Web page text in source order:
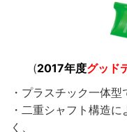
(2017年度グッド
・プラスチック一体型
・二重シャフト構造
く、